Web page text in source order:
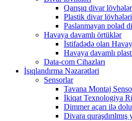
Qarışıq divar
Plastik divar lövhələri
Paslanmayan polad
Havaya davamlı örtüklər
İstifadədə olan
Havaya davamlı
Data-com Cihazları
İşıqlandırma Nəzarətləri
Sensorlar
Tavana Montaj
İkiqat Texnologiya
Dimmer açarı ilə
Divara quraşdırılmış